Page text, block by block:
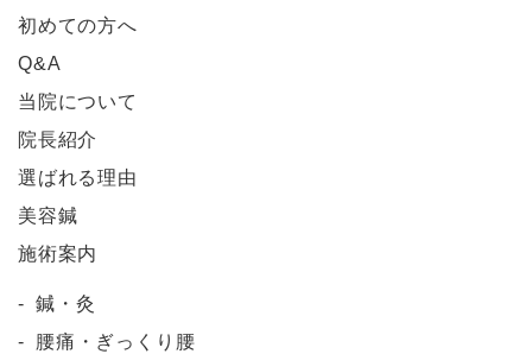
初めての方へ
Q&A
当院について
院長紹介
選ばれる理由
美容鍼
施術案内
鍼・灸
腰痛・ぎっくり腰